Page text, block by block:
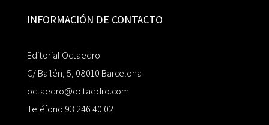
INFORMACIÓN DE CONTACTO
Editorial Octaedro
C/ Bailén, 5, 08010 Barcelona
octaedro@octaedro.com
Teléfono 93 246 40 02